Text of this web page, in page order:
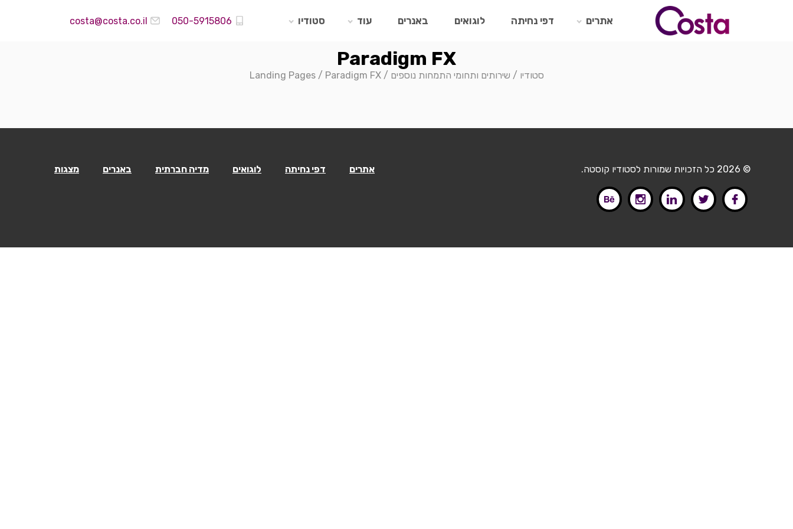
אתרים דפי נחיתה לוגואים באנרים עוד סטודיו 050-5915806
costa@costa.co.il
Paradigm FX
סטודיו / שירותים ותחומי התמחות נוספים /
Landing Pages/ Paradigm FX
© 2026 כל הזכויות שמורות לסטודיו קוסטה. אתרים דפי נחיתה לוגואים מדיה חברתית באנרים מצגות